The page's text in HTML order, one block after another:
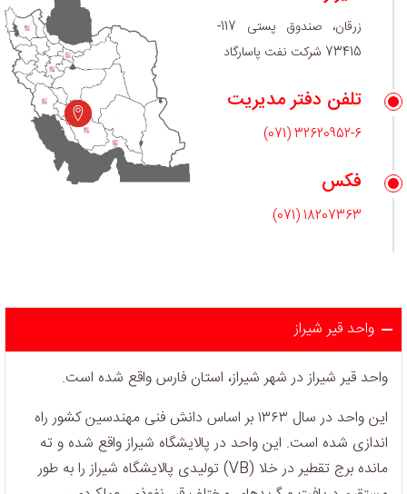
زرقان، صندوق پستی 117-
73415 شرکت نفت پاسارگاد
تلفن دفتر مدیریت
32620952-6 (071)
فکس
18207363 (071)
واحد قير شيراز
واحد قير شيراز در شهر شيراز، استان فارس واقع شده است.
اين واحد در سال ١٣۶٣ بر اساس دانش فنی مهندسین کشور راه
اندازی شده است. اين واحد در پالايشگاه شيراز واقع شده و ته
مانده برج تقطير در خلا (VB) توليدی پالايشگاه شيراز را به طور